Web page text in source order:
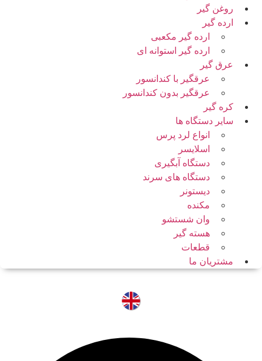
روغن گیر
ارده گیر
ارده گیر مکعبی
ارده گیر استوانه ای
عرق گیر
عرقگیر با کندانسور
عرقگیر بدون کندانسور
کره گیر
سایر دستگاه ها
انواع لرد پرس
اسلایسر
دستگاه آبگیری
دستگاه های سرند
دیستونر
مکنده
وان شستشو
هسته گیر
قطعات
مشتریان ما